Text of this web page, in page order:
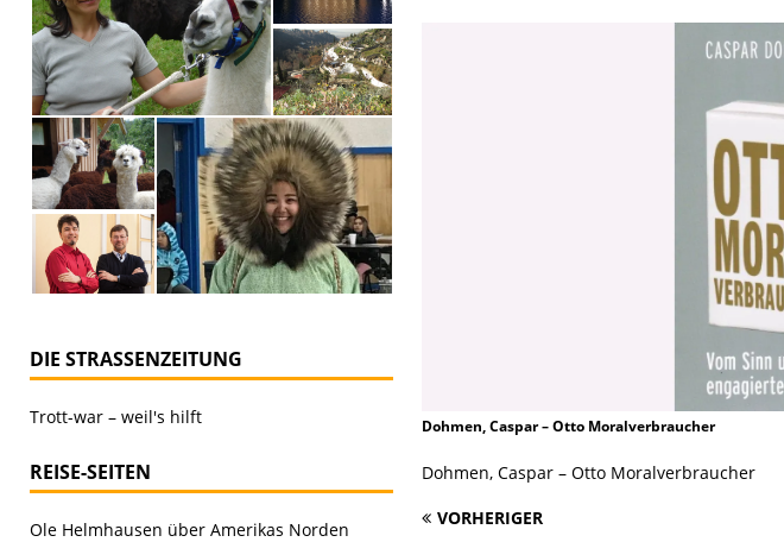
Dohmen, Caspar – Otto Moralverbraucher
Dohmen, Caspar – Otto Moralverbraucher
VORHERIGER
DIE STRASSENZEITUNG
Trott-war – weil's hilft
REISE-SEITEN
Ole Helmhausen über Amerikas Norden